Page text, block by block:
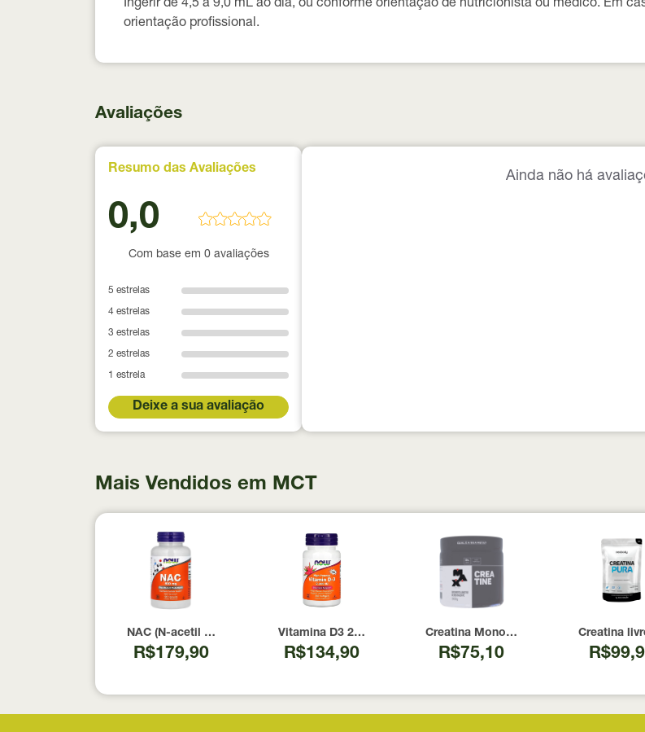
Ingerir de 4,5 a 9,0 mL ao dia, ou conforme orientação de nutricionista ou médico. Em
orientação profissional.
Avaliações
Resumo das Avaliações
0,0
Com base em 0 avaliações
5 estrelas
4 estrelas
3 estrelas
2 estrelas
1 estrela
Deixe a sua avaliação
Ainda não há
Mais Vendidos em MCT
NAC (N-acetil Cisteína) 600mg NOW Foods 100 Cápsulas
R$179,90
Vitamina D3 2000 UI Now Foods 240 Cápsulas
R$134,90
Creatina Monohidratada Max Titanium
R$75,10
Creatina